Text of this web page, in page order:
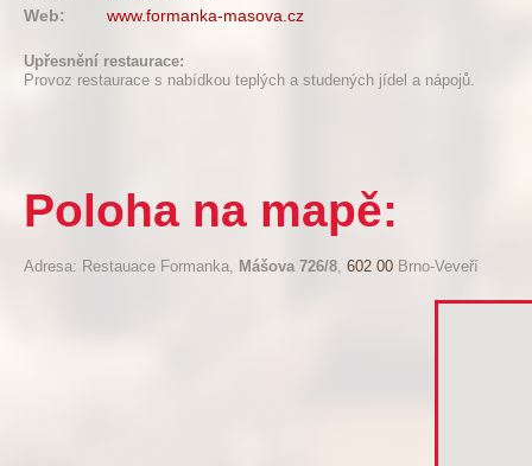
Web:
www.formanka-masova.cz
Upřesnění restaurace:
Provoz restaurace s nabídkou teplých a studených jídel a nápojů.
Poloha na mapě:
Adresa: Restauace Formanka, Mášova 726/8, 602 00 Brno-Veveří